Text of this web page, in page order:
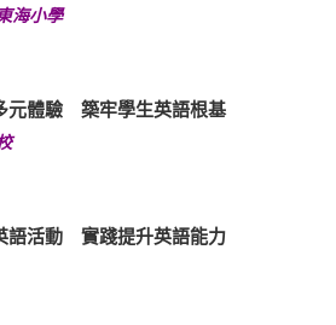
海小學
體驗 築牢學生英語根基
語活動 實踐提升英語能力